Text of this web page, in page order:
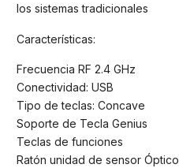
los sistemas tradicionales
Características:
Frecuencia RF 2.4 GHz
Conectividad: USB
Tipo de teclas: Concave
Soporte de Tecla Genius
Teclas de funciones
Ratón unidad de sensor Óptico